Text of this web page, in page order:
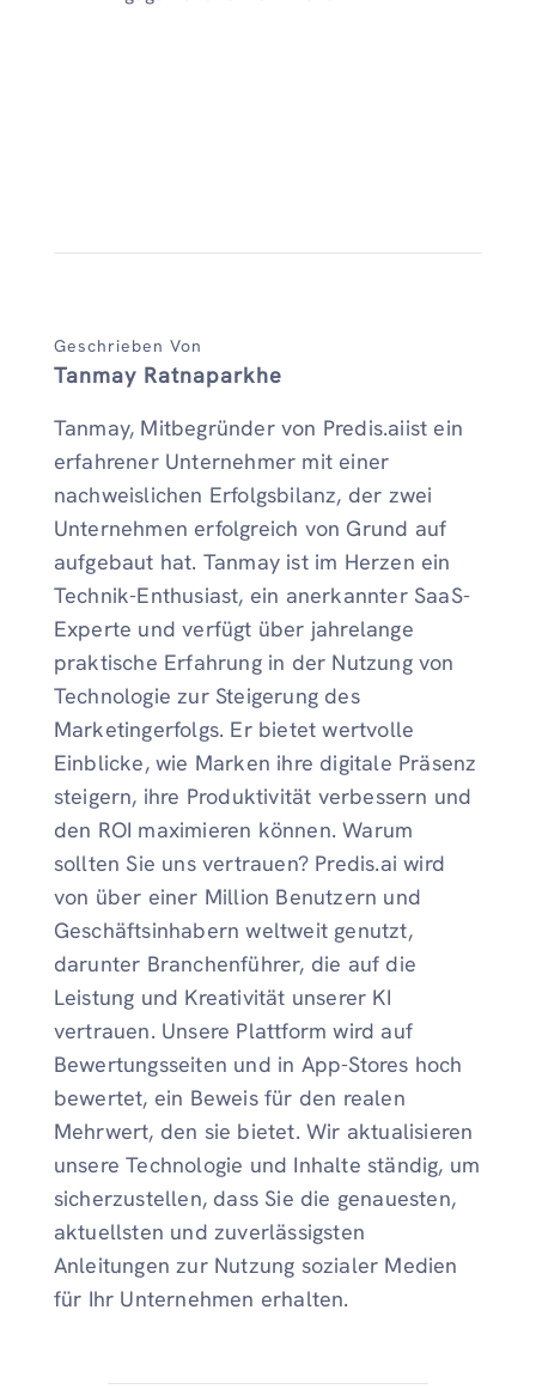
Geschrieben Von
Tanmay Ratnaparkhe
Tanmay, Mitbegründer von Predis.aiist ein
erfahrener Unternehmer mit einer
nachweislichen Erfolgsbilanz, der zwei
Unternehmen erfolgreich von Grund auf
aufgebaut hat. Tanmay ist im Herzen ein
Technik-Enthusiast, ein anerkannter SaaS-
Experte und verfügt über jahrelange
praktische Erfahrung in der Nutzung von
Technologie zur Steigerung des
Marketingerfolgs. Er bietet wertvolle
Einblicke, wie Marken ihre digitale Präsenz
steigern, ihre Produktivität verbessern und
den ROI maximieren können. Warum
sollten Sie uns vertrauen? Predis.ai wird
von über einer Million Benutzern und
Geschäftsinhabern weltweit genutzt,
darunter Branchenführer, die auf die
Leistung und Kreativität unserer KI
vertrauen. Unsere Plattform wird auf
Bewertungsseiten und in App-Stores hoch
bewertet, ein Beweis für den realen
Mehrwert, den sie bietet. Wir aktualisieren
unsere Technologie und Inhalte ständig, um
sicherzustellen, dass Sie die genauesten,
aktuellsten und zuverlässigsten
Anleitungen zur Nutzung sozialer Medien
für Ihr Unternehmen erhalten.